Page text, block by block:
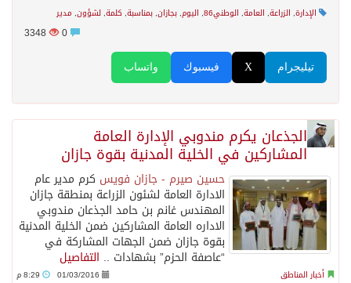
الإدارة, الزراعة, العامة, الوطني86 , اليوم, بجازان, بمناسبة, كلمة, لشؤون, مدير
3348
واتساب فيسبوك X تيليجرام
الجذعان يكرم مندوبي الإدارة العامة
المشاركين في الخلية المدنية بقوة جازان
حسين صيرم - جازان فويس كرم مدير عام
الادارة العامة لشئون الزراعة بمنطقة جازان
المهندس غانم بن حامد الجذعان مندوبي
الاداره العامة المشاركين ضمن الخلية المدنية
بقوة جازان ضمن الجهات المشاركة في
“عاصفة الحزم” بشهادات .. التفاصيل
أخبار المناطق 01/03/2016